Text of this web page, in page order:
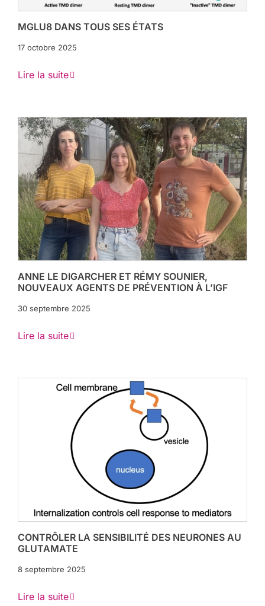
MGLU8 DANS TOUS SES ÉTATS
17 octobre 2025
Lire la suite
ANNE LE DIGARCHER ET RÉMY SOUNIER,
NOUVEAUX AGENTS DE PRÉVENTION À L’IGF
30 septembre 2025
Lire la suite
CONTRÔLER LA SENSIBILITÉ DES NEURONES AU
GLUTAMATE
8 septembre 2025
Lire la suite